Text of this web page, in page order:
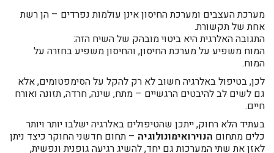
מערכת העצבים ומערכת החיסון אינן עולמות נפרדים – הן רשת
אחת של תקשורת.
התגובה האלרגית היא ביטוי מובהק של השיח הזה:
המוח משפיע על מערכת החיסון, והחיסון משפיע בחזרה על
המוח.
לכן, בטיפול באלרגיה חשוב לא רק להקל על הסימפטומים, אלא
גם לשים לב להיבטים הרגשיים – מתח, שינה, חרדה, תזונה ואורח
חיים.
בעתיד הלא רחוק, ייתכן שהטיפולים באלרגיה ישלבו יותר ויותר
כלים מתחום הנוירואימונולוגיה – תחום חדשני החוקר כיצד ניתן
לאזן את שתי המערכות גם יחד, להשיג רגיעה גופנית ונפשית,